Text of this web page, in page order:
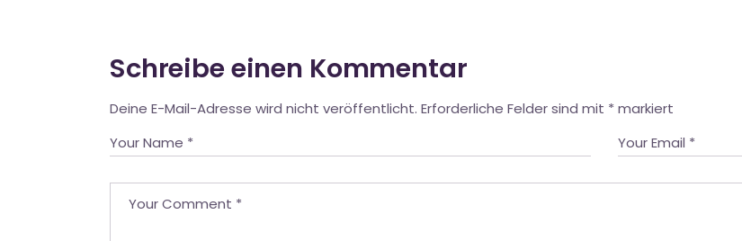
Schreibe einen Kommentar
Deine E-Mail-Adresse wird nicht veröffentlicht. Erforderliche Felder sind mit * markiert